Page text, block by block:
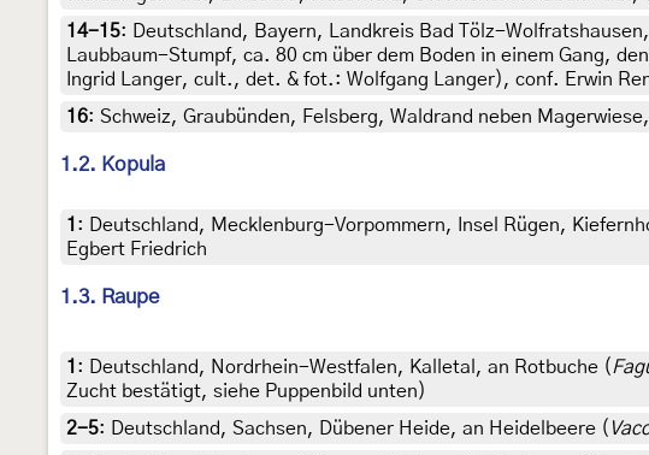
14-15:
Deutschland, Bayern, Landkreis Bad Tölz-
Laubbaum-Stumpf, ca. 80 cm über dem Boden in einem Gang,
Ingrid Langer, cult., det. & fot.: Wolfgang Langer), conf. Erwin
16: Schweiz, Graubünden, Felsberg, Waldrand neben
1.2. Kopula
1 :
Deutschland, Mecklenburg-Vorpommern, Insel Rügen,
Egbert Friedrich
1.3. Raupe
1 : Deutschland, Nordrhein-Westfalen, Kalletal, an Rotbuche (
Zucht bestätigt, siehe Puppenbild unten)
2-5: Deutschland, Sachsen, Dübener Heide, an Heidelbeere (